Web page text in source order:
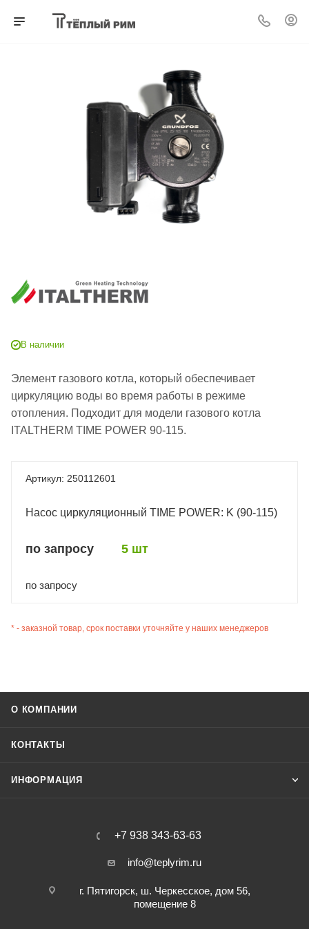
В наличии
Элемент газового котла, который обеспечивает
циркуляцию воды во время работы в режиме
отопления. Подходит для модели газового котла
ITALTHERM TIME POWER 90-115.
250112601
Насос циркуляционный TIME POWER: K (90-115)
по запросу 5 шт
по запросу
* - заказной товар, срок поставки уточняйте у наших менеджеров
О КОМПАНИИ
КОНТАКТЫ
ИНФОРМАЦИЯ
+7 938 343-63-63
info@teplyrim.ru
г. Пятигорск, ш. Черкесское, дом 56,
помещение 8